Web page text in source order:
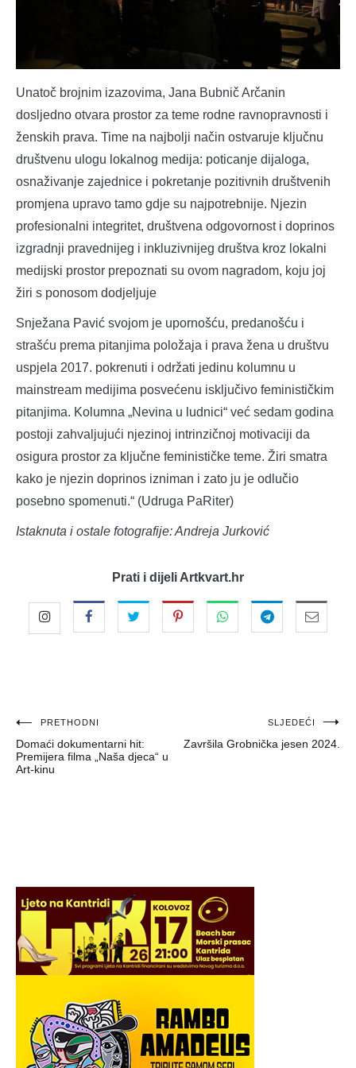
Unatoč brojnim izazovima, Jana Bubnič Arčanin
dosljedno otvara prostor za teme rodne ravnopravnosti i
ženskih prava. Time na najbolji način ostvaruje ključnu
društvenu ulogu lokalnog medija: poticanje dijaloga,
osnaživanje zajednice i pokretanje pozitivnih društvenih
promjena upravo tamo gdje su najpotrebnije. Njezin
profesionalni integritet, društvena odgovornost i doprinos
izgradnji pravednijeg i inkluzivnijeg društva kroz lokalni
medijski prostor prepoznati su ovom nagradom, koju joj
žiri s ponosom dodjeljuje
Snježana Pavić svojom je upornošću, predanošću i
strašću prema pitanjima položaja i prava žena u društvu
uspjela 2017. pokrenuti i održati jedinu kolumnu u
mainstream medijima posvećenu isključivo feminističkim
pitanjima. Kolumna „Nevina u ludnici“ već sedam godina
postoji zahvaljujući njezinoj intrinzičnoj motivaciji da
osigura prostor za ključne feminističke teme. Žiri smatra
kako je njezin doprinos izniman i zato ju je odlučio
posebno spomenuti.“ (Udruga PaRiter)
Istaknuta i ostale fotografije: Andreja Jurković
Prati i dijeli Artkvart.hr
Navigacija
objava
PRETHODNI
Domaći dokumentarni hit:
Premijera filma „Naša djeca“ u
Art-kinu
SLJEDEĆI
Završila Grobnička jesen 2024.